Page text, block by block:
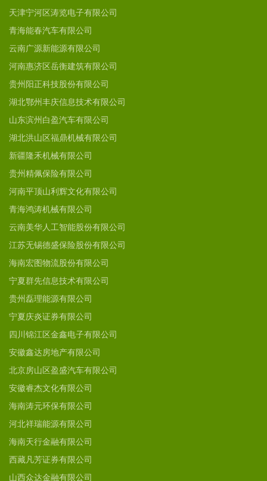
天津宁河区涛览电子有限公司
青海能春汽车有限公司
云南广源新能源有限公司
河南惠济区岳衡建筑有限公司
贵州阳正科技股份有限公司
湖北鄂州丰庆信息技术有限公司
山东滨州白盈汽车有限公司
湖北洪山区福鼎机械有限公司
新疆隆禾机械有限公司
贵州精佩保险有限公司
河南平顶山利辉文化有限公司
青海鸿涛机械有限公司
云南美华人工智能股份有限公司
江苏无锡德盛保险股份有限公司
海南宏图物流股份有限公司
宁夏群先信息技术有限公司
贵州磊理能源有限公司
宁夏庆炎证券有限公司
四川锦江区金鑫电子有限公司
安徽鑫达房地产有限公司
北京房山区盈盛汽车有限公司
安徽睿杰文化有限公司
海南涛元环保有限公司
河北祥瑞能源有限公司
海南天行金融有限公司
西藏凡芳证券有限公司
山西众达金融有限公司